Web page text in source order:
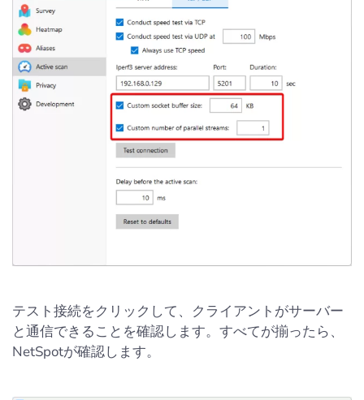
テスト接続をクリックして、クライアントがサーバー
と通信できることを確認します。すべてが揃ったら、
NetSpotが確認します。